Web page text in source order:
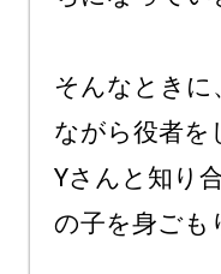
そんなときに
ながら役者を
Yさんと知り
の子を身ごも